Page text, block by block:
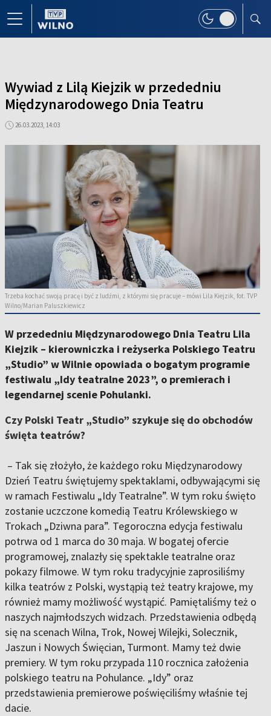
Wywiad z Lilą Kiejzik w przededniu
Międzynarodowego Dnia Teatru
26.03.2023, 14:03
Trzeba kochać swoją pracę i być z ludźmi, z którymi się pracuje – mówi Lila Kiejzik, fot. TVP
Wilno/Marian Paluszkiewicz
W przededniu Międzynarodowego Dnia Teatru Lila
Kiejzik – kierowniczka i reżyserka Polskiego Teatru
„Studio” w Wilnie opowiada o bogatym programie
festiwalu „Idy teatralne 2023”, o premierach i
legendarnej scenie Pohulanki.
Czy Polski Teatr „Studio” szykuje się do obchodów
święta teatrów?
– Tak się złożyło, że każdego roku Międzynarodowy
Dzień Teatru świętujemy spektaklami, odbywającymi się
w ramach Festiwalu „Idy Teatralne”. W tym roku święto
zostanie uczczone komedią Teatru Królewskiego w
Trokach „Dziwna para”. Tegoroczna edycja festiwalu
potrwa od 1 marca do 30 maja. W bogatej ofercie
programowej, znalazły się spektakle teatralne oraz
pokazy filmowe. W tym roku tradycyjnie zaprosiliśmy
kilka teatrów z Polski, wystąpią też teatry krajowe, my
również mamy możliwość wystąpić. Pamiętaliśmy też o
naszych najmłodszych widzach. Przedstawienia odbędą
się na scenach Wilna, Trok, Nowej Wilejki, Solecznik,
Jaszun i Nowych Święcian, Turmont. Mamy też dwie
premiery. W tym roku przypada 110 rocznica założenia
polskiego teatru na Pohulance. „Idy” oraz
przedstawienia premierowe poświęciliśmy właśnie tej
dacie.